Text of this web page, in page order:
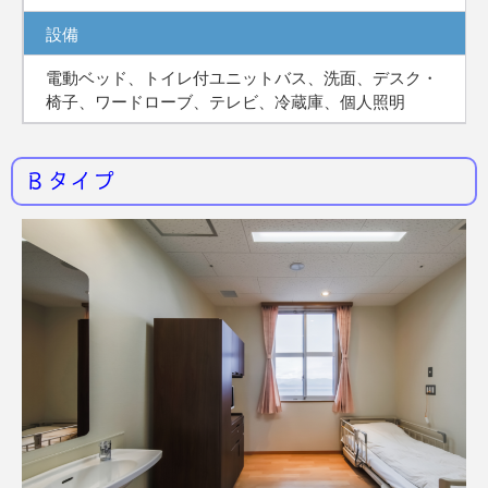
設備
電動ベッド、トイレ付ユニットバス、洗面、デスク・
椅子、ワードローブ、テレビ、冷蔵庫、個人照明
Ｂタイプ